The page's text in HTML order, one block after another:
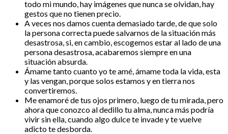
todo mi mundo, hay imágenes que nunca se olvidan, hay
gestos que no tienen precio.
A veces nos damos cuenta demasiado tarde, de que solo
la persona correcta puede salvarnos de la situación más
desastrosa, si, en cambio, escogemos estar al lado de una
persona desastrosa, acabaremos siempre en una
situación absurda.
Ámame tanto cuanto yo te amé, ámame toda la vida, esta
y las vengan, porque solos estamos y en tierra nos
convertiremos.
Me enamoré de tus ojos primero, luego de tu mirada, pero
ahora que conozco al dedillo tu alma, nunca más podría
vivir sin ella, cuando algo dulce te invade y te vuelve
adicto te desborda.